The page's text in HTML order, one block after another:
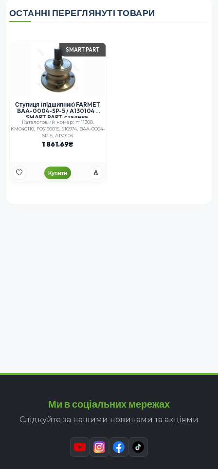
ОСТАННІ ПЕРЕГЛЯНУТІ ТОВАРИ
SMART PART
Ступиця (підшипник) FARMET
BAA-0004-SP-5 / A130104 –
SMART PART, сталева,
універсальна
Каталоговий номер: m11308,
KM040110, F06160015, 910974, BAA-0004-
SP-5, A130104
1 861.69
Купити
Ми в соціальних мережах
Слідкуйте за нашими новинами та акціями